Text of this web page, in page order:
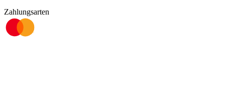
Zahlungsarten